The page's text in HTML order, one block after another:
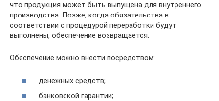
что продукция может быть выпущена для внутреннего
производства. Позже, когда обязательства в
соответствии с процедурой переработки будут
выполнены, обеспечение возвращается.
Обеспечение можно внести посредством:
денежных средств;
банковской гарантии;